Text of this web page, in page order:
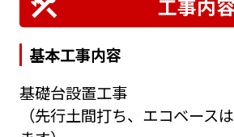
工事内容
基本工事内容
基礎台設置工事
（先行土間打ち、エコベース